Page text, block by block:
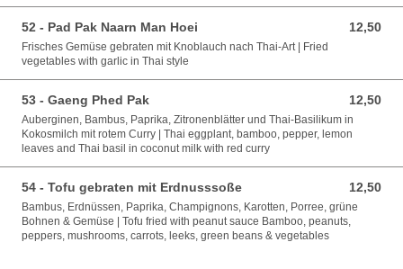
52 - Pad Pak Naarn Man Hoei 12,50
12,50 EUR
Frisches Gemüse gebraten mit Knoblauch nach Thai-Art | Fried
vegetables with garlic in Thai style
53 - Gaeng Phed Pak 12,50
12,50 EUR
Auberginen, Bambus, Paprika, Zitronenblätter und Thai-Basilikum in
Kokosmilch mit rotem Curry | Thai eggplant, bamboo, pepper, lemon
leaves and Thai basil in coconut milk with red curry
54 - Tofu gebraten mit Erdnusssoße 12,50
12,50 EUR
Bambus, Erdnüssen, Paprika, Champignons, Karotten, Porree, grüne
Bohnen & Gemüse | Tofu fried with peanut sauce Bamboo, peanuts,
peppers, mushrooms, carrots, leeks, green beans & vegetables